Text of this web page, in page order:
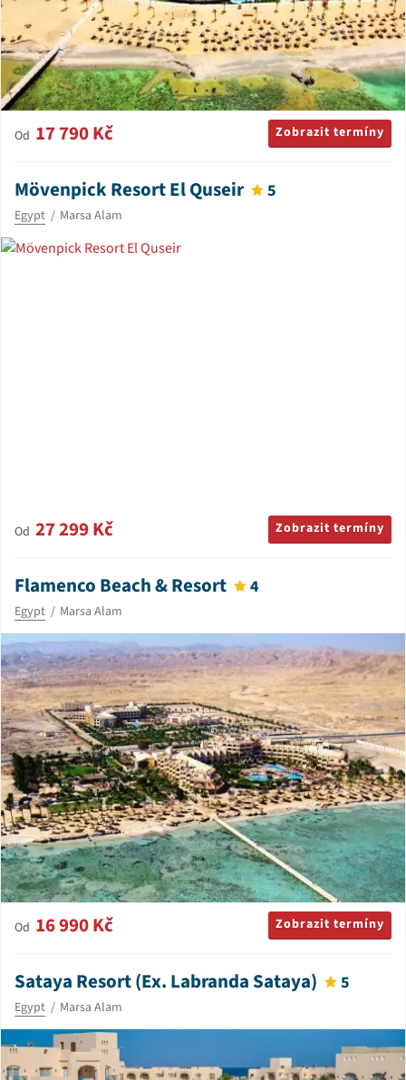
Od 17 790 Kč Zobrazit termíny
Mövenpick Resort El Quseir 5
Egypt Marsa Alam
Od 27 299 Kč Zobrazit termíny
Flamenco Beach & Resort 4
Egypt Marsa Alam
Od 16 990 Kč Zobrazit termíny
Sataya Resort (Ex. Labranda Sataya) 5
Egypt Marsa Alam